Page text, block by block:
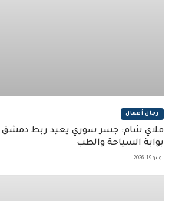
رجال أعمال
فلاي شام: جسر سوري يعيد ربط دمشق
بوابة السياحة والطب
يوليو 19, 2026